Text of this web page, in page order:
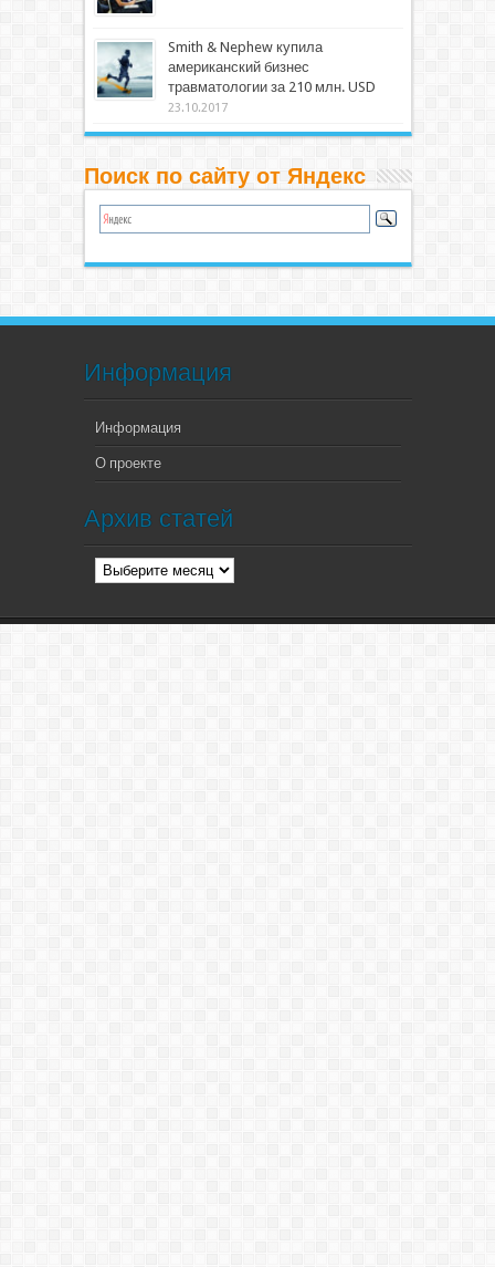
Smith & Nephew купила
американский бизнес
травматологии за 210 млн. USD
23.10.2017
Поиск по сайту от Яндекс
Информация
Информация
О проекте
Архив статей
Архив
статей